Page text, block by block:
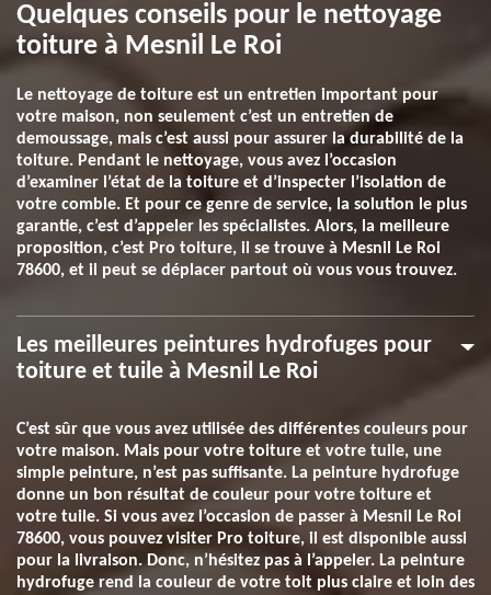
Quelques conseils pour le nettoyage
toiture à Mesnil Le Roi
Le nettoyage de toiture est un entretien important pour
votre maison, non seulement c’est un entretien de
demoussage, mais c’est aussi pour assurer la durabilité de la
toiture. Pendant le nettoyage, vous avez l’occasion
d’examiner l’état de la toiture et d’inspecter l’isolation de
votre comble. Et pour ce genre de service, la solution le plus
garantie, c’est d’appeler les spécialistes. Alors, la meilleure
proposition, c’est Pro toiture, il se trouve à Mesnil Le Roi
78600, et il peut se déplacer partout où vous vous trouvez.
Les meilleures peintures hydrofuges pour
toiture et tuile à Mesnil Le Roi
C’est sûr que vous avez utilisée des différentes couleurs pour
votre maison. Mais pour votre toiture et votre tuile, une
simple peinture, n’est pas suffisante. La peinture hydrofuge
donne un bon résultat de couleur pour votre toiture et
votre tuile. Si vous avez l’occasion de passer à Mesnil Le Roi
78600, vous pouvez visiter Pro toiture, il est disponible aussi
pour la livraison. Donc, n’hésitez pas à l’appeler. La peinture
hydrofuge rend la couleur de votre toit plus claire et loin des